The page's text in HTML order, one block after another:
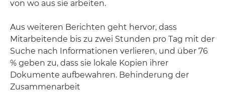
von wo aus sie arbeiten.
Aus weiteren Berichten geht hervor, dass
Mitarbeitende bis zu zwei Stunden pro Tag mit der
Suche nach Informationen verlieren, und über 76
% geben zu, dass sie lokale Kopien ihrer
Dokumente aufbewahren. Behinderung der
Zusammenarbeit